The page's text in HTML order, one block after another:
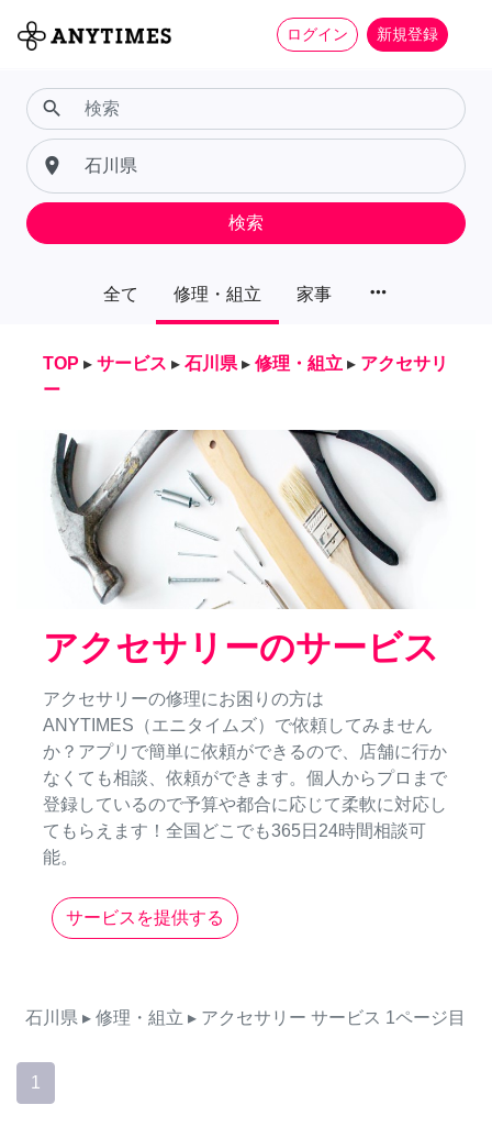
ログイン 新規登録
全て 修理・組立 家事 more_horiz
search
place
検索
TOP ▸ サービス ▸ 石川県 ▸ 修理・組立 ▸ アクセサリ
ー
アクセサリーのサービス
アクセサリーの修理にお困りの方は
ANYTIMES（エニタイムズ）で依頼してみません
か？アプリで簡単に依頼ができるので、店舗に行か
なくても相談、依頼ができます。個人からプロまで
登録しているので予算や都合に応じて柔軟に対応し
てもらえます！全国どこでも365日24時間相談可
能。
サービスを提供する
石川県 ▸ 修理・組立 ▸ アクセサリー サービス 1ページ目
1